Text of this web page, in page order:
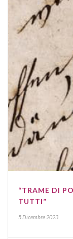
“TRAME DI
TUTTI”
5 Dicembre 2023